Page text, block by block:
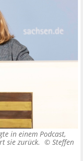
in einem Podcast,
sie zurück. © Steffen